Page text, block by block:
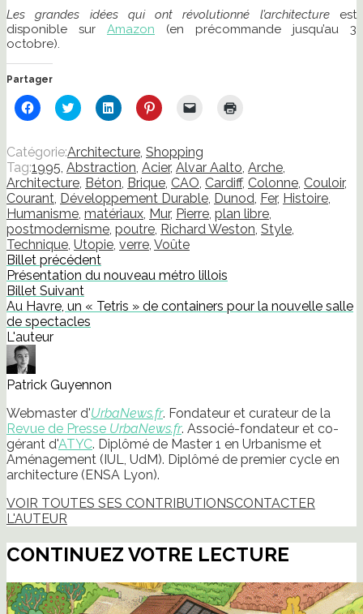
Les grandes idées qui ont révolutionné l’architectureest
disponible sur Amazon (en précommande jusqu’au 3
octobre).
Partager
Cliquez
pour
Facebook(ouvre
dans
une
nouvelle
fenêtre)
Cliquez
pour
Twitter(ouvre
dans
une
nouvelle
fenêtre)
Cliquez
pour
LinkedIn(ouvre
dans
une
nouvelle
fenêtre)
Cliquez
pour
Pinterest(ouvre
dans
une
nouvelle
fenêtre)
Cliquer
lien
par
e-
mail
à
un
ami(ouvre
dans
une
fenêtre)
Catégorie:Architecture, Shopping
Tag:1995, Abstraction, Acier, Alvar Aalto, Arche,
Architecture, Béton, Brique, CAO, Cardiff, Colonne, Couloir,
Courant, Développement Durable, Dunod, Fer, Histoire,
Humanisme, matériaux, Mur, Pierre, plan libre,
postmodernisme, poutre, Richard Weston, Style,
Technique, Utopie, verre, Voûte
Billet précédent
Présentation du nouveau métro lillois
Billet Suivant
Au Havre, un « Tetris » de containers pour la nouvelle salle
de spectacles
L'auteur
Patrick Guyennon
Webmaster d'UrbaNews.fr. Fondateur et curateur de la
Revue de Presse UrbaNews.fr. Associé-fondateur et co-
gérant d'ATYC. Diplômé de Master 1 en Urbanisme et
Aménagement (IUL, UdM). Diplômé de premier cycle en
architecture (ENSA Lyon).
VOIR TOUTES SES CONTRIBUTIONSCONTACTER
L'AUTEUR
CONTINUEZ VOTRE LECTURE